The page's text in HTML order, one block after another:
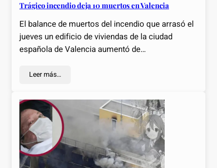
Trágico incendio deja 10 muertos en Valencia
El balance de muertos del incendio que arrasó el
jueves un edificio de viviendas de la ciudad
española de Valencia aumentó de…
Leer más…